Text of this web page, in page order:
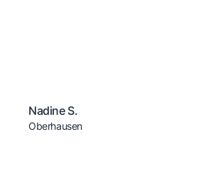
Nadine S.
Oberhausen